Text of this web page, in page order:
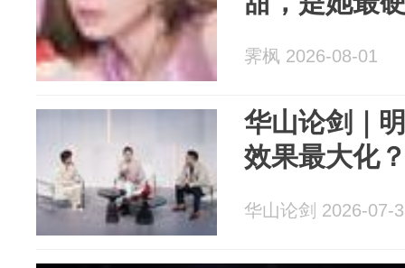
霁枫 2026-08-01
华山论剑｜
效果最大化
华山论剑 2026-07-